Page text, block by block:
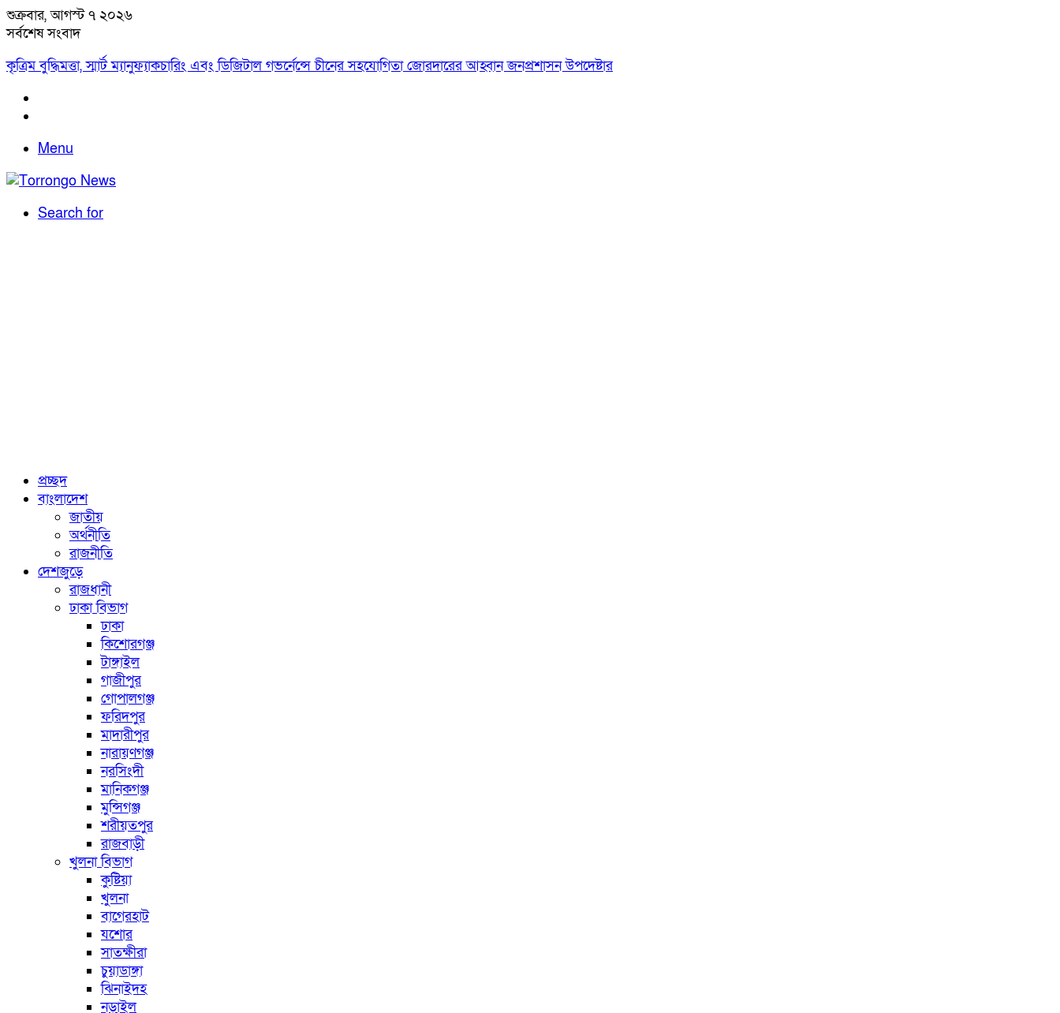
শুক্রবার, আগস্ট ৭ ২০২৬
সর্বশেষ সংবাদ
কৃত্রিম বুদ্ধিমত্তা, স্মার্ট ম্যানুফ্যাকচারিং এবং ডিজিটাল গভর্নেন্সে চীনের সহযোগিতা জোরদারের আহ্বান জনপ্রশাসন উপদেষ্টার
Menu
Search for
প্রচ্ছদ
বাংলাদেশ
জাতীয়
অর্থনীতি
রাজনীতি
দেশজুড়ে
রাজধানী
ঢাকা বিভাগ
ঢাকা
কিশোরগঞ্জ
টাঙ্গাইল
গাজীপুর
গোপালগঞ্জ
ফরিদপুর
মাদারীপুর
নারায়ণগঞ্জ
নরসিংদী
মানিকগঞ্জ
মুন্সিগঞ্জ
শরীয়তপুর
রাজবাড়ী
খুলনা বিভাগ
কুষ্টিয়া
খুলনা
বাগেরহাট
যশোর
সাতক্ষীরা
চুয়াডাঙ্গা
ঝিনাইদহ
নড়াইল